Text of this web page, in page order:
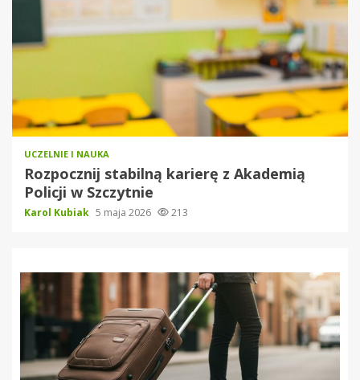
UCZELNIE I NAUKA
Rozpocznij stabilną karierę z Akademią
Policji w Szczytnie
Karol Kubiak 5 maja 2026 213